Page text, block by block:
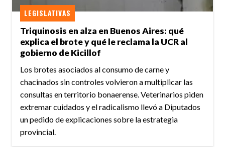
Triquinosis en alza en Buenos Aires: qué
explica el brote y qué le reclama la UCR al
gobierno de Kicillof
LEGISLATIVAS
Los brotes asociados al consumo de carne y
chacinados sin controles volvieron a multiplicar las
consultas en territorio bonaerense. Veterinarios piden
extremar cuidados y el radicalismo llevó a Diputados
un pedido de explicaciones sobre la estrategia
provincial.